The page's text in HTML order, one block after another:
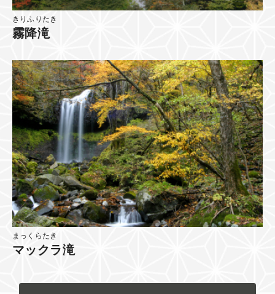
きりふりたき
霧降滝
まっくらたき
マックラ滝